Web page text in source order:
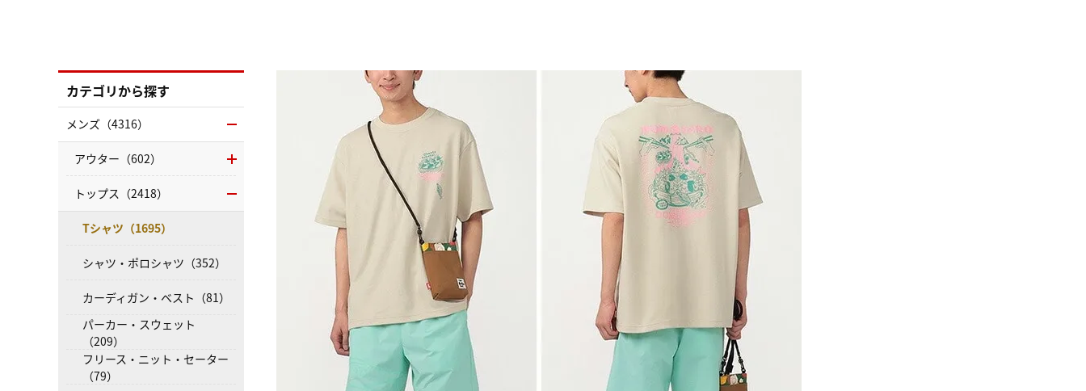
カテゴリから探す
メンズ（4316）
アウター（602）
トップス（2418）
Tシャツ（1695）
シャツ・ポロシャツ（352）
カーディガン・ベスト（81）
パーカー・スウェット
（209）
フリース・ニット・セーター
（79）